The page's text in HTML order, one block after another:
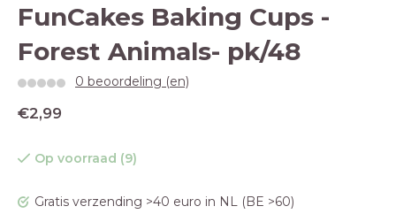
FunCakes Baking Cups -
Forest Animals- pk/48
0 beoordeling (en)
€2,99
Op voorraad (9)
Gratis verzending >40 euro in NL (BE >60)